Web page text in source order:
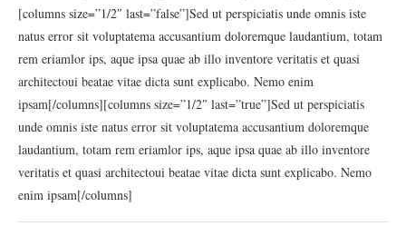
[columns size=”1/2″ last=”false”]Sed ut perspiciatis unde omnis iste
natus error sit voluptatema accusantium doloremque laudantium, totam
rem eriamlor ips, aque ipsa quae ab illo inventore veritatis et quasi
architectoui beatae vitae dicta sunt explicabo. Nemo enim
ipsam[/columns][columns size=”1/2″ last=”true”]Sed ut perspiciatis
unde omnis iste natus error sit voluptatema accusantium doloremque
laudantium, totam rem eriamlor ips, aque ipsa quae ab illo inventore
veritatis et quasi architectoui beatae vitae dicta sunt explicabo. Nemo
enim ipsam[/columns]